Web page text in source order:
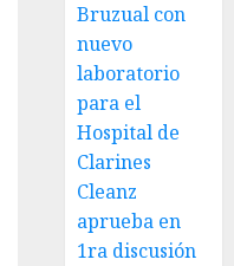
Bruzual con
nuevo
laboratorio
para el
Hospital de
Clarines
Cleanz
aprueba en
1ra discusión